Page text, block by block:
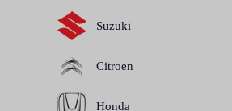
Suzuki
Citroen
Honda